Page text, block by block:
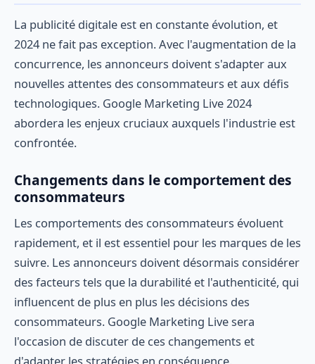
La publicité digitale est en constante évolution, et
2024 ne fait pas exception. Avec l'augmentation de la
concurrence, les annonceurs doivent s'adapter aux
nouvelles attentes des consommateurs et aux défis
technologiques. Google Marketing Live 2024
abordera les enjeux cruciaux auxquels l'industrie est
confrontée.
Changements dans le comportement des
consommateurs
Les comportements des consommateurs évoluent
rapidement, et il est essentiel pour les marques de les
suivre. Les annonceurs doivent désormais considérer
des facteurs tels que la durabilité et l'authenticité, qui
influencent de plus en plus les décisions des
consommateurs. Google Marketing Live sera
l'occasion de discuter de ces changements et